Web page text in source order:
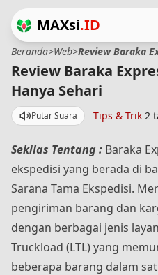
MAXsi.ID
Beranda>Web>
Review Baraka
Hanya Sehari
Putar Suara Tips & Trik 2
Sekilas Tentang : Baraka
ekspedisi yang berada di
Sarana Tama Ekspedisi.
pengiriman barang dan
dengan berbagai jenis
Truckload (LTL) yang
beberapa barang dalam